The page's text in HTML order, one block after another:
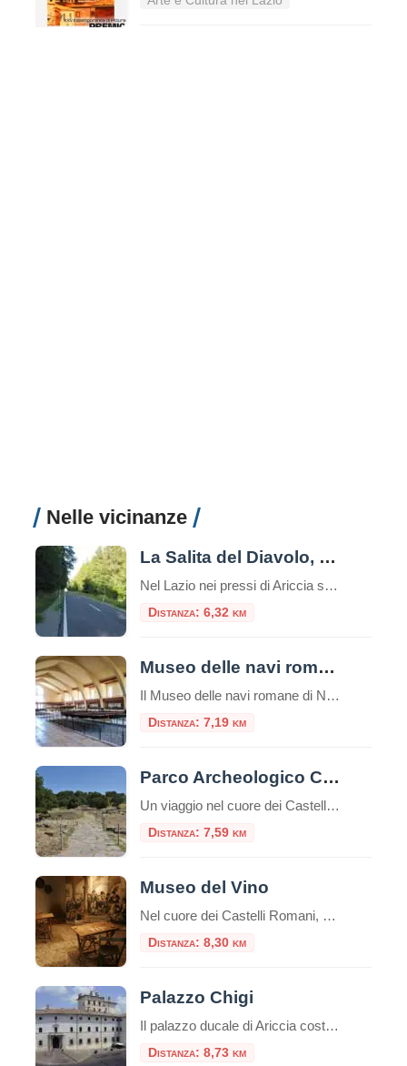
Nelle vicinanze
La Salita del Diavolo, la strada antigravitazionale
Nel Lazio nei pressi di Ariccia sui Castelli Romani esiste una strada magica, la “Salita Stregata” o “Salita del Diavolo“: lungo una salita rettilinea, ogni cosa lasciata libera sul suolo, invece di scendere inizia a salire! La strada si trova precisamente al Km. 11,600 della Strada Statale 218, a pochi passi da Roma. Questo insolito […]
Distanza: 6,32 km
Museo delle navi romane di Nemi
Il Museo delle navi romane di Nemi è un luogo unico nel suo genere, che custodisce due preziose reliquie della storia romana: due scafi di navi dalle misure rispettivamente di m. 71,30 x 20 e m. 73 x 24. Risalenti una al I secolo d.C. e l’altra al II secolo d.C., entrambe ritrovate nel lago […]
Distanza: 7,19 km
Parco Archeologico Culturale di Tuscolo
Un viaggio nel cuore dei Castelli Romani, tra storia, natura e panorami Il Parco Archeologico Culturale di Tuscolo si trova nel comune di Monte Porzio Catone, nel cuore dei Castelli Romani, a circa 25 km da Roma. La zona è facilmente raggiungibile in auto o con una combinazione di treno e navetta. Breve storia Tusculum […]
Distanza: 7,59 km
Museo del Vino
Nel cuore dei Castelli Romani, Monte Porzio Catone ospita il Museo del Vino, un luogo che celebra la tradizione vitivinicola del territorio. Inaugurato il 12 aprile 2024, il museo è situato nei locali dell’ex stazione ferroviaria, attiva dal 1916 al 1944, ora trasformata in uno spazio culturale che racconta la storia e l’identità enologica della […]
Distanza: 8,30 km
Palazzo Chigi
Il palazzo ducale di Ariccia costituisce un esempio unico di dimora barocca rimasta inalterata nel suo contesto ambientale e nel suo arredamento originario, a documentare il fasto di una delle più grandi casate papali italiane: i Chigi, già proprie
Distanza: 8,73 km